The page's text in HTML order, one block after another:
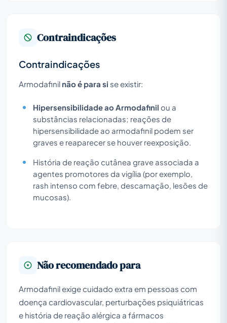
Contraindicações
Contraindicações
Armodafinil não é para si se existir:
Hipersensibilidade ao Armodafinil ou a
substâncias relacionadas; reações de
hipersensibilidade ao armodafinil podem ser
graves e reaparecer se houver reexposição.
História de reação cutânea grave associada a
agentes promotores da vigília (por exemplo,
rash intenso com febre, descamação, lesões de
mucosas).
Não recomendado para
Armodafinil exige cuidado extra em pessoas com
doença cardiovascular, perturbações psiquiátricas
e história de reação alérgica a fármacos